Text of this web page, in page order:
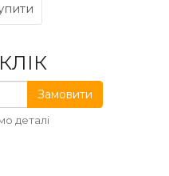
Замовити
деталі